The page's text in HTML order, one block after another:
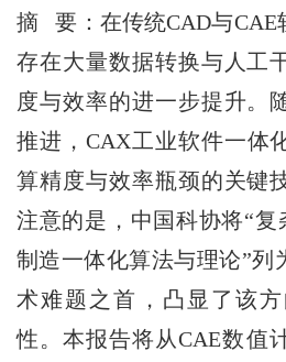
摘 要 ： 在传统CAD与CAE
存在大量数据转换与人工
度与效率的进一步提升。
推进，CAX工业软件一体
算精度与效率瓶颈的关键
注意的是，中国科协将“
制造一体化算法与理论”列
术难题之首，凸显了该
性。本报告将从CAE数值